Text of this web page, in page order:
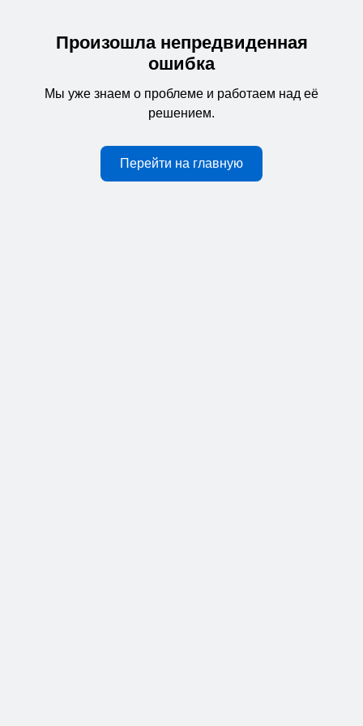
Произошла непредвиденная
ошибка
Мы уже знаем о проблеме и работаем над её
решением.
Перейти на главную